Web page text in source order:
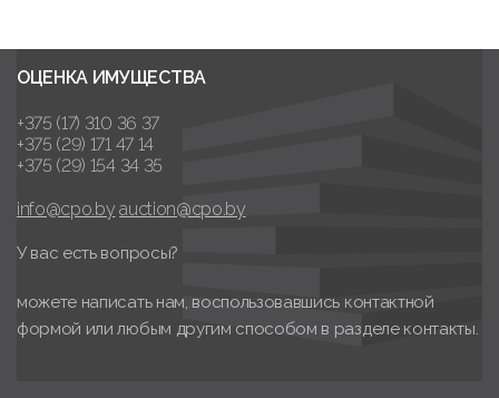
ОЦЕНКА ИМУЩЕСТВА
+375 (17) 310 36 37
+375 (29) 171 47 14
+375 (29) 154 34 35
info@cpo.by auction@cpo.by
У вас есть вопросы?
можете написать нам, воспользовавшись контактной
формой или любым другим способом в разделе контакты.